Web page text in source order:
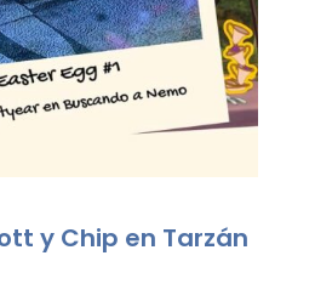
y Chip en Tarzán